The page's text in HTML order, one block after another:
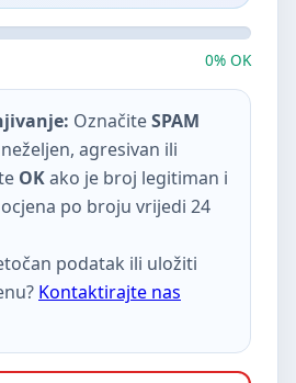
0% OK
OznačiteSPAM
agresivan ili
OKako je broj legitiman i
po broju vrijedi 24
podatak ili uložiti
Kontaktirajte nas